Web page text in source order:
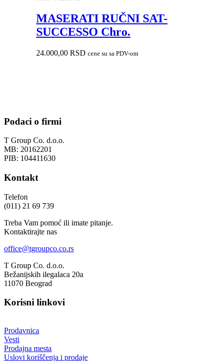
MASERATI RUČNI SAT-
SUCCESSO Chro.
24.000,00 RSD cene su sa PDV-om
Podaci o firmi
T Group Co. d.o.o.
MB: 20162201
PIB: 104411630
Kontakt
Telefon
(011) 21 69 739
Treba Vam pomoć ili imate pitanje.
Kontaktirajte nas
office@tgroupco.co.rs
T Group Co. d.o.o.
Bežanijskih ilegalaca 20a
11070 Beograd
Korisni linkovi
Prodavnica
Vesti
Prodajna mesta
Uslovi koriščenja i prodaje